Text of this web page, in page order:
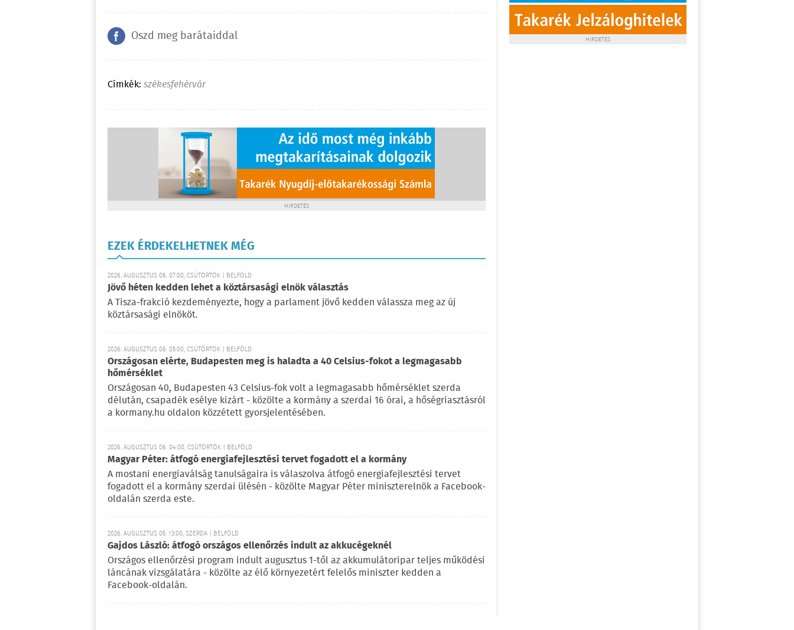
Oszd meg barátaiddal
Címkék: székesfehérvár
HIRDETÉS
EZEK ÉRDEKELHETNEK MÉG
2026. AUGUSZTUS 06. 07:00, CSÜTÖRTÖK | BELFÖLD
Jövő héten kedden lehet a köztársasági elnök választás
A Tisza-frakció kezdeményezte, hogy a parlament jövő kedden válassza meg az új
köztársasági elnököt.
2026. AUGUSZTUS 06. 05:00, CSÜTÖRTÖK | BELFÖLD
Országosan elérte, Budapesten meg is haladta a 40 Celsius-fokot a legmagasabb
hőmérséklet
Országosan 40, Budapesten 43 Celsius-fok volt a legmagasabb hőmérséklet szerda
délután, csapadék esélye kizárt - közölte a kormány a szerdai 16 órai, a hőségriasztásról
a kormany.hu oldalon közzétett gyorsjelentésében.
2026. AUGUSZTUS 06. 04:00, CSÜTÖRTÖK | BELFÖLD
Magyar Péter: átfogó energiafejlesztési tervet fogadott el a kormány
A mostani energiaválság tanulságaira is válaszolva átfogó energiafejlesztési tervet
fogadott el a kormány szerdai ülésén - közölte Magyar Péter miniszterelnök a Facebook-
oldalán szerda este.
2026. AUGUSZTUS 05. 13:00, SZERDA | BELFÖLD
Gajdos László: átfogó országos ellenőrzés indult az akkucégeknél
Országos ellenőrzési program indult augusztus 1-től az akkumulátoripar teljes működési
láncának vizsgálatára - közölte az élő környezetért felelős miniszter kedden a
Facebook-oldalán.
HIRDETÉS